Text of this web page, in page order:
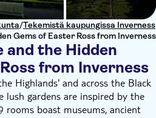
/Tekemistä kaupungissa Inverness
Gems of Easter Ross from Inverness
and the Hidden
from Inverness
Highlands' and across the Black
lush gardens are inspired by the
rooms boast museums, ancient